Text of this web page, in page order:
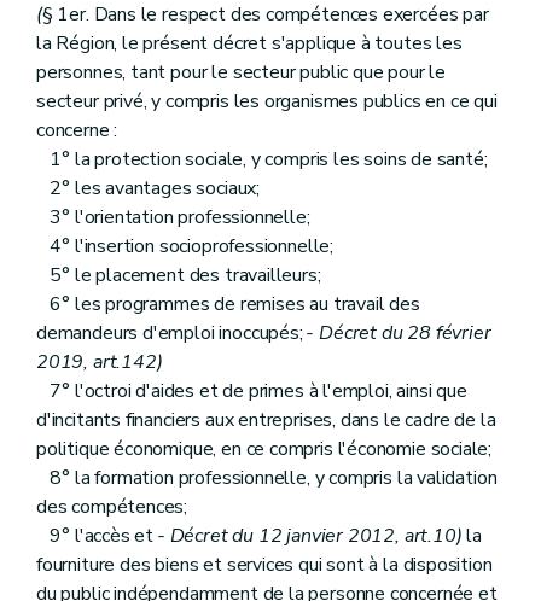
(§ 1er. Dans le respect des compétences exercées par
la Région, le présent décret s'applique à toutes les
personnes, tant pour le secteur public que pour le
secteur privé, y compris les organismes publics en ce qui
concerne :
1° la protection sociale, y compris les soins de santé;
2° les avantages sociaux;
3° l'orientation professionnelle;
4° l'insertion socioprofessionnelle;
5° le placement des travailleurs;
6° les programmes de remises au travail des
demandeurs d'emploi inoccupés;- Décret du 28 février
2019, art.142)
7° l'octroi d'aides et de primes à l'emploi, ainsi que
d'incitants financiers aux entreprises, dans le cadre de la
politique économique, en ce compris l'économie sociale;
8° la formation professionnelle, y compris la validation
des compétences;
9° l'accès et- Décret du 12 janvier 2012, art.10)la
fourniture des biens et services qui sont à la disposition
du public indépendamment de la personne concernée et